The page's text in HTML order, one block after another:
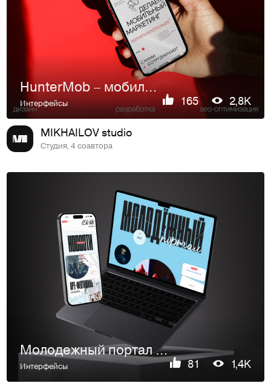
HunterMob – мобильный маркетинг
Интерфейсы 165 2,8K
MIKHAILOV studio
Студия, 4 соавтора
Молодежный портал Волгоградской области
Интерфейсы 81 1,4K